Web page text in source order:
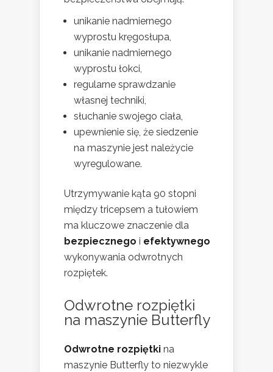
unikanie nadmiernego
wyprostu kręgosłupa,
unikanie nadmiernego
wyprostu łokci,
regularne sprawdzanie
własnej techniki,
słuchanie swojego ciała,
upewnienie się, że siedzenie
na maszynie jest należycie
wyregulowane.
Utrzymywanie kąta 90 stopni
między tricepsem a tułowiem
ma kluczowe znaczenie dla
bezpiecznego i efektywnego
wykonywania odwrotnych
rozpiętek.
Odwrotne rozpiętki
na maszynie Butterfly
Odwrotne rozpiętki na
maszynie Butterfly to niezwykle